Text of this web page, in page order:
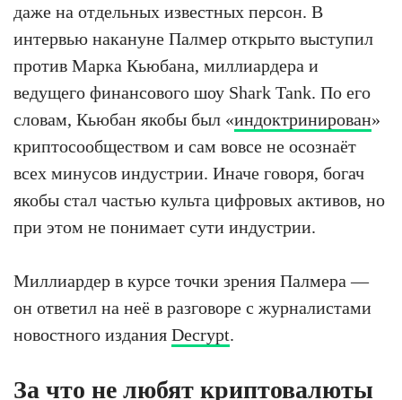
даже на отдельных известных персон. В
интервью накануне Палмер открыто выступил
против Марка Кьюбана, миллиардера и
ведущего финансового шоу Shark Tank. По его
словам, Кьюбан якобы был «индоктринирован»
криптосообществом и сам вовсе не осознаёт
всех минусов индустрии. Иначе говоря, богач
якобы стал частью культа цифровых активов, но
при этом не понимает сути индустрии.
Миллиардер в курсе точки зрения Палмера —
он ответил на неё в разговоре с журналистами
новостного издания Decrypt.
За что не любят криптовалюты